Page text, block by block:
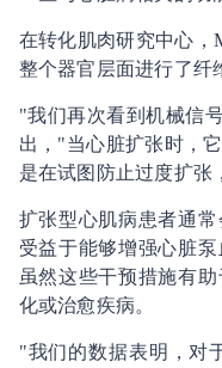
在转化肌肉研究中心，
整个器官层面进行了纤
"我们再次看到机械信
出，"当心脏扩张时，
是在试图防止过度扩张
扩张型心肌病患者通
受益于能够增强心脏
虽然这些干预措施有
化或治愈疾病。
"我们的数据表明，对